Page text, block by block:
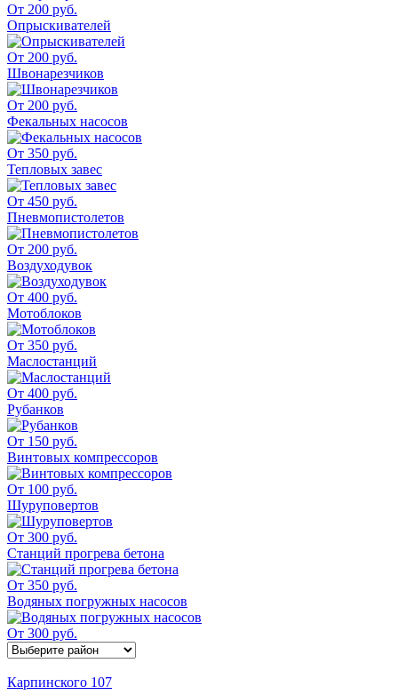
От 200 руб.
Опрыскивателей
От 200 руб.
Швонарезчиков
От 200 руб.
Фекальных насосов
От 350 руб.
Тепловых завес
От 450 руб.
Пневмопистолетов
От 200 руб.
Воздуходувок
От 400 руб.
Мотоблоков
От 350 руб.
Маслостанций
От 400 руб.
Рубанков
От 150 руб.
Винтовых компрессоров
От 100 руб.
Шуруповертов
От 300 руб.
Станций прогрева бетона
От 350 руб.
Водяных погружных насосов
От 300 руб.
Карпинского 107